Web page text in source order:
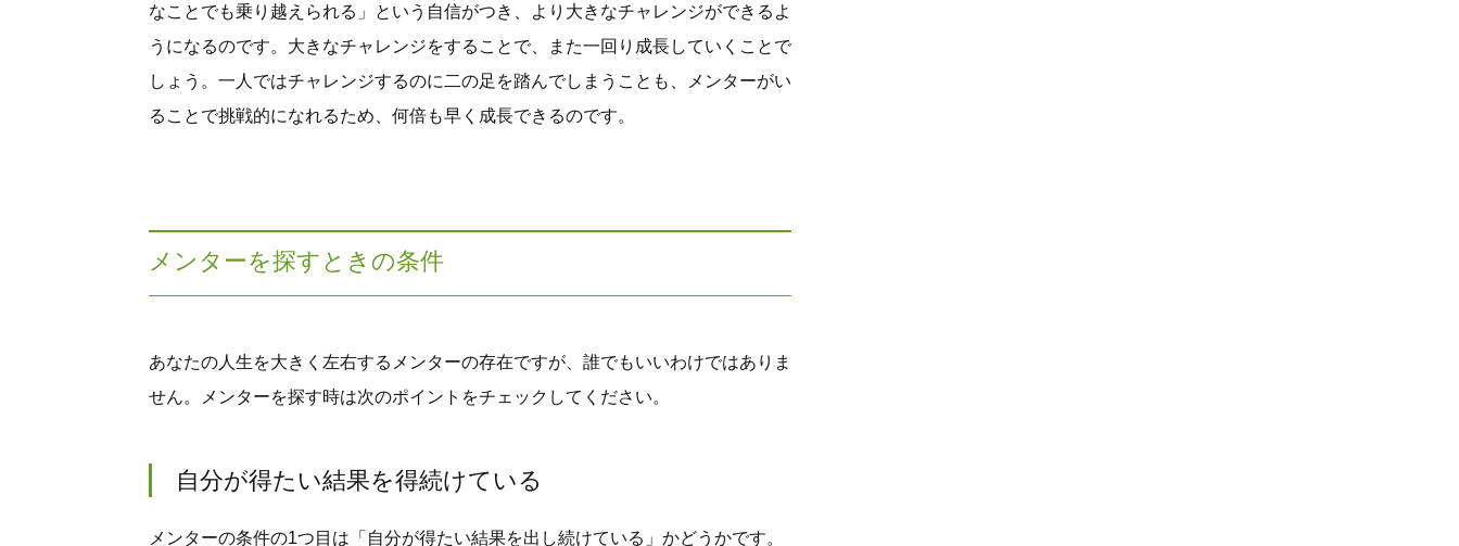
なことでも乗り越えられる」という自信がつき、より大きなチャレンジができるよ
うになるのです。大きなチャレンジをすることで、また一回り成長していくことで
しょう。一人ではチャレンジするのに二の足を踏んでしまうことも、メンターがい
ることで挑戦的になれるため、何倍も早く成長できるのです。
メンターを探すときの条件
あなたの人生を大きく左右するメンターの存在ですが、誰でもいいわけではありま
せん。メンターを探す時は次のポイントをチェックしてください。
自分が得たい結果を得続けている
メンターの条件の1つ目は「自分が得たい結果を出し続けている」かどうかです。